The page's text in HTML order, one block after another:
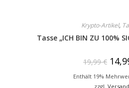
Krypto-Artikel,
Tasse „ICH BIN ZU 100%
19,99€
Enthält 19%
zzgl. Versand